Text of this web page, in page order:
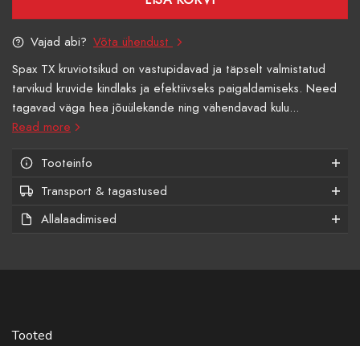
Vajad abi? Võta ühendust
Spax TX kruviotsikud on vastupidavad ja täpselt valmistatud
tarvikud kruvide kindlaks ja efektiivseks paigaldamiseks. Need
tagavad väga hea jõuülekande ning vähendavad kulu...
Read more
Tooteinfo
Transport & tagastused
Allalaadimised
Tooted